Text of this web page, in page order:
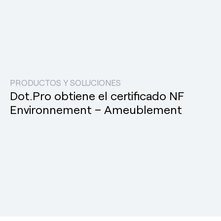
PRODUCTOS Y SOLUCIONES
Dot.Pro obtiene el certificado NF
Environnement – Ameublement